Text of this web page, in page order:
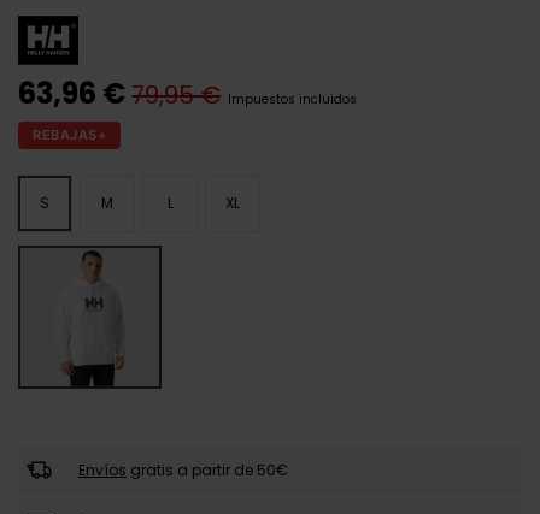
63,96 €79,95 € Impuestos incluidos
REBAJAS+
S M L XL
Envíos gratis a partir de 50€